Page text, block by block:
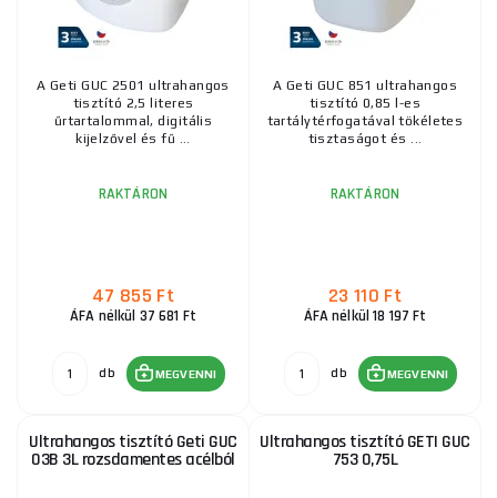
A Geti GUC 2501 ultrahangos
tisztító 2,5 literes
űrtartalommal, digitális
kijelzővel és fű ...
RAKTÁRON
47 855 Ft
ÁFA nélkül 37 681 Ft
db MEGVENNI
A Geti GUC 851 ultrahangos
tisztító 0,85 l-es
tartálytérfogatával tökéletes
tisztaságot és ...
RAKTÁRON
23 110 Ft
ÁFA nélkül 18 197 Ft
db MEGVENNI
Ultrahangos tisztító Geti GUC
03B 3L rozsdamentes acélból
Ultrahangos tisztító GETI GUC
753 0,75L